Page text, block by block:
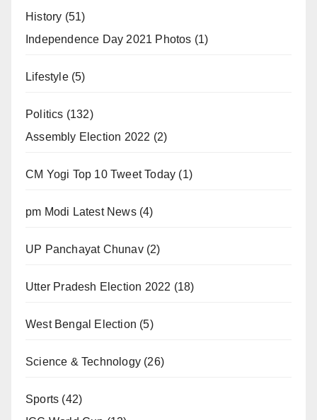
History (51)
Independence Day 2021 Photos (1)
Lifestyle(5)
Politics (132)
Assembly Election 2022 (2)
CM Yogi Top 10 Tweet Today (1)
pm Modi Latest News(4)
UP Panchayat Chunav(2)
Utter Pradesh Election 2022 (18)
West Bengal Election (5)
Science & Technology (26)
Sports (42)